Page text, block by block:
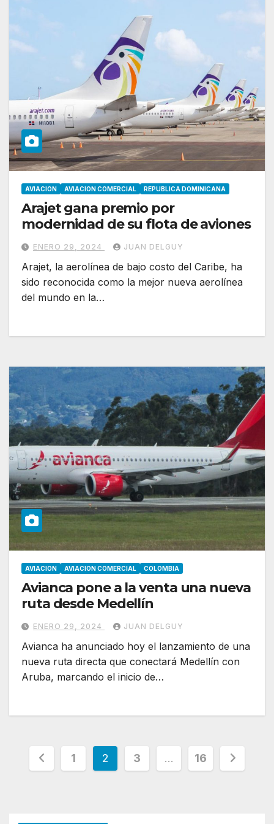
AVIACION AVIACION COMERCIAL REPUBLICA DOMINICANA
Arajet gana premio por
modernidad de su flota de aviones
ENERO 29, 2024 JUAN DELGUY
Arajet, la aerolínea de bajo costo del Caribe, ha
sido reconocida como la mejor nueva aerolínea
del mundo en la…
AVIACION AVIACION COMERCIAL COLOMBIA
Avianca pone a la venta una nueva
ruta desde Medellín
ENERO 29, 2024 JUAN DELGUY
Avianca ha anunciado hoy el lanzamiento de una
nueva ruta directa que conectará Medellín con
Aruba, marcando el inicio de…
Paginación
1 2 3 … 16